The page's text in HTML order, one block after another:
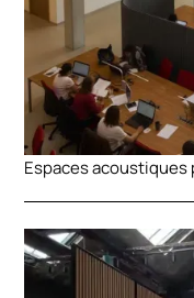
Espaces